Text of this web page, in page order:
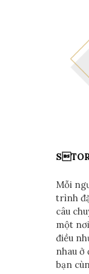
Mỗi
trình
câu
một
điều
nhau ở
bạn